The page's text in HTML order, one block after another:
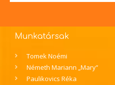
Munkatársak
Tomek Noémi
Németh Mariann „Mary”
Paulikovics Réka